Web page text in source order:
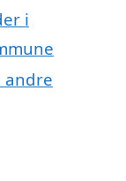
i
andre